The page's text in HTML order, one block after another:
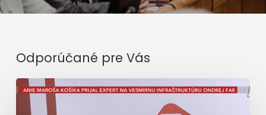
Odporúčané pre Vás
Ferenčáka
vylúčili